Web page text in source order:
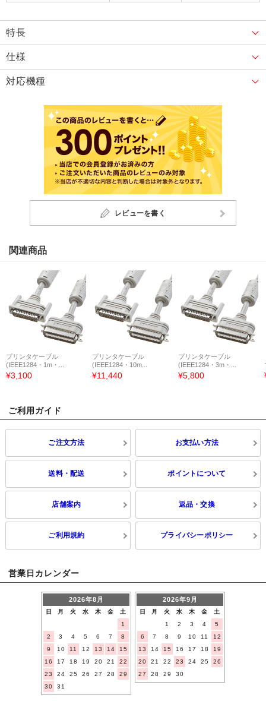
特長
仕様
対応機種
レビューを書く
関連商品
プリンタケーブル
(IEEE1284・1m・...
¥3,100
プリンタケーブル
(IEEE1284・10m...
¥11,440
プリンタケーブル
(IEEE1284・3m・...
¥5,800
ご利用ガイド
ご注文方法 お支払い方法
送料・配送 ポイントについて
店舗案内 返品・交換
ご利用規約 プライバシーポリシー
営業日カレンダー
2026年8月
日 月 火 水 木 金
土
1
2
3 4 5 6 7
8
9
10 11 12 13 14
15
16
17 18 19 20 21
22
23
24 25 26 27 28
29
30
31
2026年9月
日 月 火 水 木 金
土
1
2 3 4
5
6
7 8 9 10 11
12
13
14 15 16 17 18
19
20
21 22 23 24 25
26
27
28 29 30